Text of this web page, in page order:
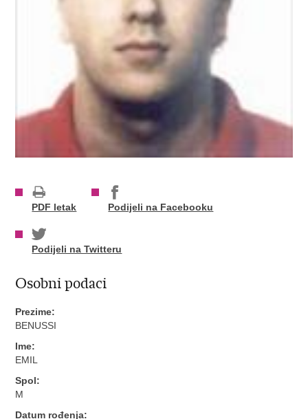
PDF letak Podijeli na Facebooku
Podijeli na Twitteru
Osobni podaci
Prezime:
BENUSSI
Ime:
EMIL
Spol:
M
Datum rođenja: